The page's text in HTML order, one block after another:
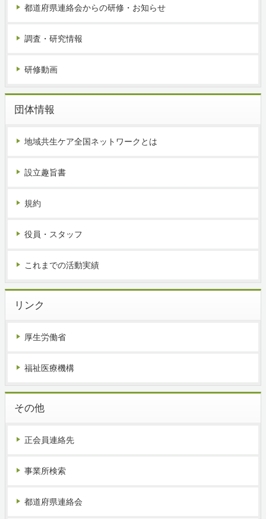
都道府県連絡会からの研修・お知らせ
調査・研究情報
研修動画
団体情報
地域共生ケア全国ネットワークとは
設立趣旨書
規約
役員・スタッフ
これまでの活動実績
リンク
厚生労働省
福祉医療機構
その他
正会員連絡先
事業所検索
都道府県連絡会